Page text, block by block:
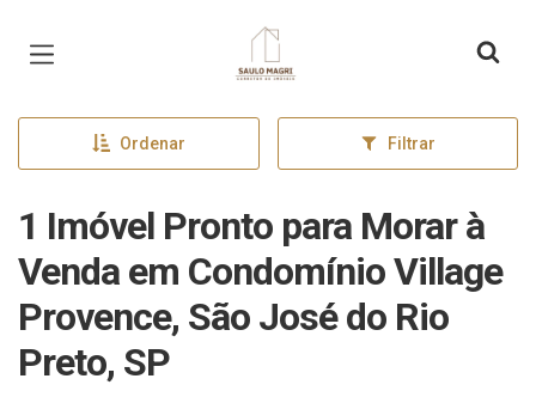
Página inicial
Ordenar Filtrar
1 Imóvel Pronto para Morar à
Venda em Condomínio Village
Provence, São José do Rio
Preto, SP